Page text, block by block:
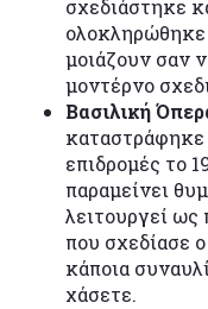
σχεδιάστηκε
ολοκληρώθηκε
μοιάζουν σαν
μοντέρνο
Βασιλική
καταστράφηκε
επιδρομές το
παραμείνει
λειτουργεί ως
που σχεδίασε ο
κάποια
χάσετε.